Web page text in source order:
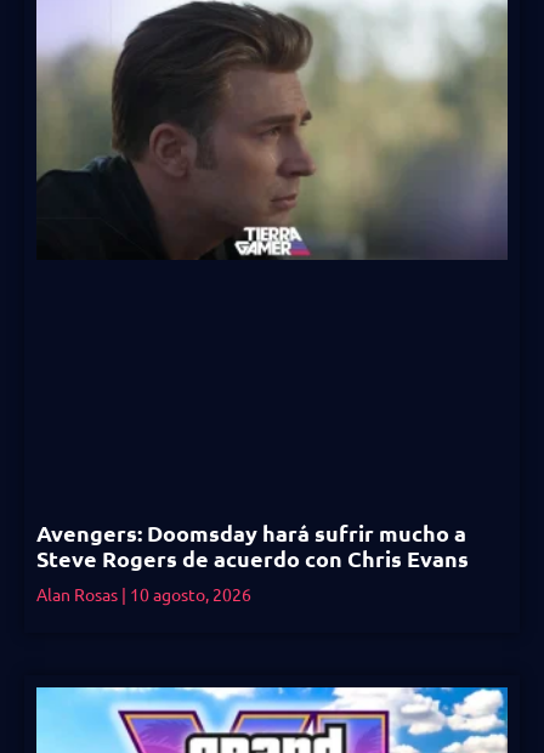
Avengers: Doomsday hará sufrir mucho a
Steve Rogers de acuerdo con Chris Evans
Alan Rosas 10 agosto, 2026